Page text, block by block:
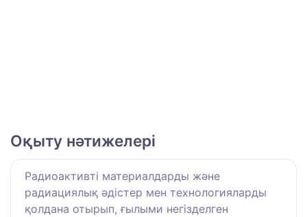
Оқыту нәтижелері
Радиоактивті материалдарды және
радиациялық әдістер мен технологияларды
қолдана отырып, ғылыми негізделген